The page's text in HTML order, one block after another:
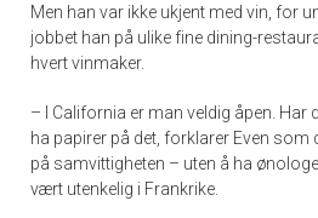
Men han var ikke ukjent med vin, for
jobbet han på ulike fine dining-
hvert vinmaker.
– I California er man veldig åpen. Har
ha papirer på det, forklarer Even som
på samvittigheten – uten å ha
vært utenkelig i Frankrike.